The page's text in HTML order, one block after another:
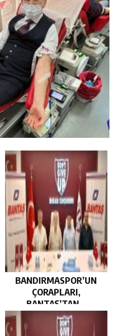
BANDIRMASPOR’UN
ÇORAPLARI,
BANTAŞ’TAN…